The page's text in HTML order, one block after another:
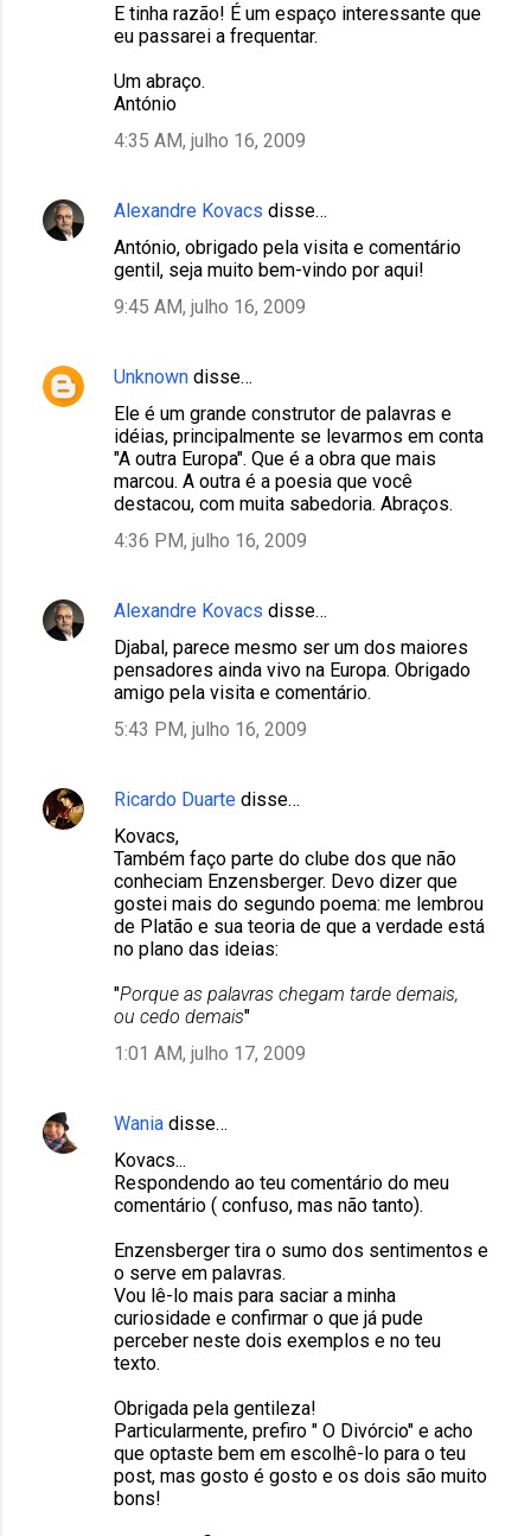
E tinha razão! É um espaço interessante que
eu passarei a frequentar.
Um abraço.
António
4:35 AM, julho 16, 2009
Alexandre Kovacs disse…
António, obrigado pela visita e comentário
gentil, seja muito bem-vindo por aqui!
9:45 AM, julho 16, 2009
Unknown disse…
Ele é um grande construtor de palavras e
idéias, principalmente se levarmos em conta
"A outra Europa". Que é a obra que mais
marcou. A outra é a poesia que você
destacou, com muita sabedoria. Abraços.
4:36 PM, julho 16, 2009
Alexandre Kovacs disse…
Djabal, parece mesmo ser um dos maiores
pensadores ainda vivo na Europa. Obrigado
amigo pela visita e comentário.
5:43 PM, julho 16, 2009
Ricardo Duarte disse…
Kovacs,
Também faço parte do clube dos que não
conheciam Enzensberger. Devo dizer que
gostei mais do segundo poema: me lembrou
de Platão e sua teoria de que a verdade está
no plano das ideias:
"Porque as palavras chegam tarde demais,
ou cedo demais"
1:01 AM, julho 17, 2009
Wania disse…
Kovacs...
Respondendo ao teu comentário do meu
comentário ( confuso, mas não tanto).
Enzensberger tira o sumo dos sentimentos e
o serve em palavras.
Vou lê-lo mais para saciar a minha
curiosidade e confirmar o que já pude
perceber neste dois exemplos e no teu
texto.
Obrigada pela gentileza!
Particularmente, prefiro " O Divórcio" e acho
que optaste bem em escolhê-lo para o teu
post, mas gosto é gosto e os dois são muito
bons!